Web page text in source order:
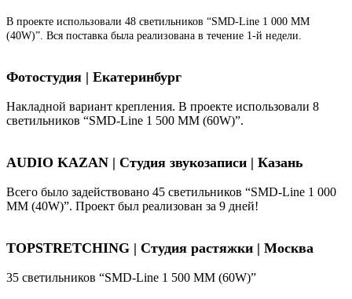
В проекте использовали 48 светильников “SMD-Line 1 000 ММ
(40W)”. Вся поставка была реализована в течение 1-й недели.
Фотостудия | Екатеринбург
Накладной вариант крепления. В проекте использовали 8
светильников “SMD-Line 1 500 ММ (60W)”.
AUDIO KAZAN | Студия звукозаписи | Казань
Всего было задействовано 45 светильников “SMD-Line 1 000
ММ (40W)”. Проект был реализован за 9 дней!
TOPSTRETCHING | Студия растяжки | Москва
35 светильников “SMD-Line 1 500 ММ (60W)”